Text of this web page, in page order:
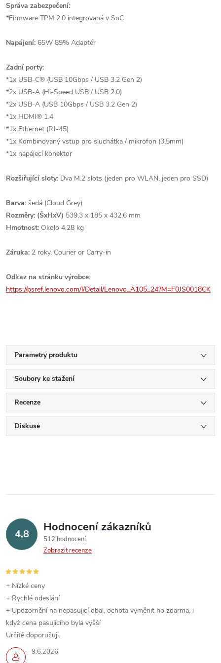
Správa zabezpečení:
*Firmware TPM 2.0 integrovaná v SoC
Napájení: 65W 89% Adaptér
Zadní porty:
*1x USB-C® (USB 10Gbps / USB 3.2 Gen 2)
*2x USB-A (Hi-Speed USB / USB 2.0)
*2x USB-A (USB 10Gbps / USB 3.2 Gen 2)
*1x HDMI® 1.4
*1x Ethernet (RJ-45)
*1x Kombinovaný vstup pro sluchátka / mikrofon (3.5mm)
*1x napájecí konektor
Rozšiřující sloty: Dva M.2 slots (jeden pro WLAN, jeden pro SSD)
Barva: šedá (Cloud Grey)
Rozměry: (ŠxHxV) 539,3 x 185 x 432,6 mm
Hmotnost: Okolo 4,28 kg
Záruka: 2 roky, Courier or Carry-in
Odkaz na stránku výrobce:
https://psref.lenovo.com/l/Detail/Lenovo_A105_24?M=F0JS0018CK
Parametry produktu
Soubory ke stažení
Recenze
Diskuse
4,8 Hodnocení zákazníků
512 hodnocení
Zobrazit recenze
9.6.2026
+ Nízké ceny
+ Rychlé odeslání
+ Upozornění na nepasujicí obal, ochota vyměnit ho zdarma, i
když cena pasujícího byla vyšší
Určitě doporučuji.